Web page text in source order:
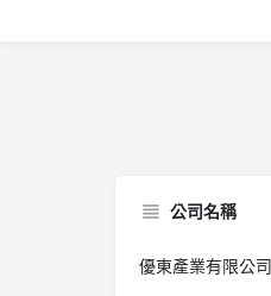
公司名稱
優東產業有限公司